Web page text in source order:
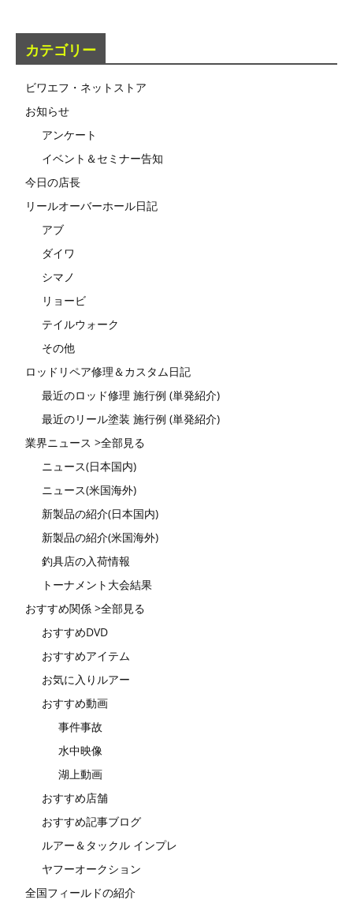
カテゴリー
ビワエフ・ネットストア
お知らせ
アンケート
イベント＆セミナー告知
今日の店長
リールオーバーホール日記
アブ
ダイワ
シマノ
リョービ
テイルウォーク
その他
ロッドリペア修理＆カスタム日記
最近のロッド修理 施行例 (単発紹介)
最近のリール塗装 施行例 (単発紹介)
業界ニュース >全部見る
ニュース(日本国内)
ニュース(米国海外)
新製品の紹介(日本国内)
新製品の紹介(米国海外)
釣具店の入荷情報
トーナメント大会結果
おすすめ関係 >全部見る
おすすめDVD
おすすめアイテム
お気に入りルアー
おすすめ動画
事件事故
水中映像
湖上動画
おすすめ店舗
おすすめ記事ブログ
ルアー＆タックル インプレ
ヤフーオークション
全国フィールドの紹介